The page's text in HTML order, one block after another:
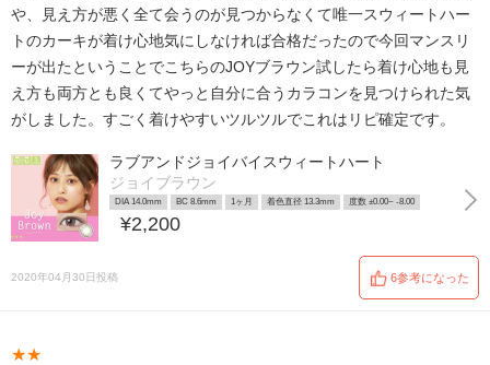
や、見え方が悪く全て会うのが見つからなくて唯一スウィートハー
トのカーキが着け心地気にしなければ合格だったので今回マンスリ
ーが出たということでこちらのJOYブラウン試したら着け心地も見
え方も両方とも良くてやっと自分に合うカラコンを見つけられた気
がしました。すごく着けやすいツルツルでこれはリピ確定です。
ラブアンドジョイバイスウィートハート
ジョイブラウン
DIA 14.0mm BC 8.6mm 1ヶ月 着色直径 13.3mm 度数 ±0.00~ -8.00
¥2,200
2020年04月30日投稿 6参考になった
★★